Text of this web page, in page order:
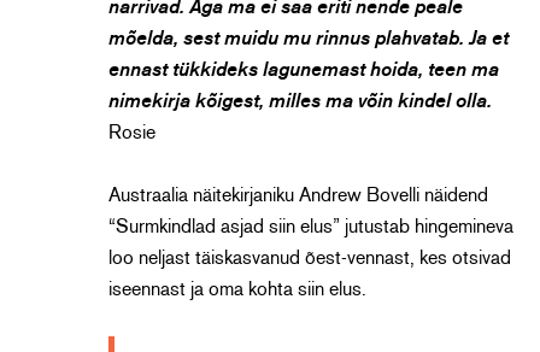
narrivad. Aga ma ei saa eriti nende peale
mõelda, sest muidu mu rinnus plahvatab. Ja et
ennast tükkideks lagunemast hoida, teen ma
nimekirja kõigest, milles ma võin kindel olla.
Rosie
Austraalia näitekirjaniku Andrew Bovelli näidend
“Surmkindlad asjad siin elus” jutustab hingemineva
loo neljast täiskasvanud õest-vennast, kes otsivad
iseennast ja oma kohta siin elus.